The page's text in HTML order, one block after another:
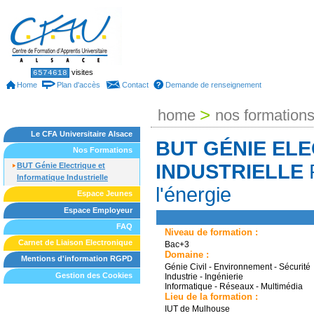
content.
Skip
navigation
6574618 visites
Home
Plan d'accès Contact Demande de renseignement
Le CFA Universitaire Alsace
Nos Formations
BUT Génie Electrique et
Informatique Industrielle
Espace Jeunes
Espace Employeur
FAQ
Carnet de Liaison Electronique
Mentions d'information RGPD
Gestion des Cookies
home > nos formations
BUT GÉNIE
INDUSTRIELLE
l'énergie
Niveau de formation :
Bac+3
Domaine :
Génie Civil - Environnement - Sécurité
Industrie - Ingénierie
Informatique - Réseaux - Multimédia
Lieu de la formation :
IUT de Mulhouse